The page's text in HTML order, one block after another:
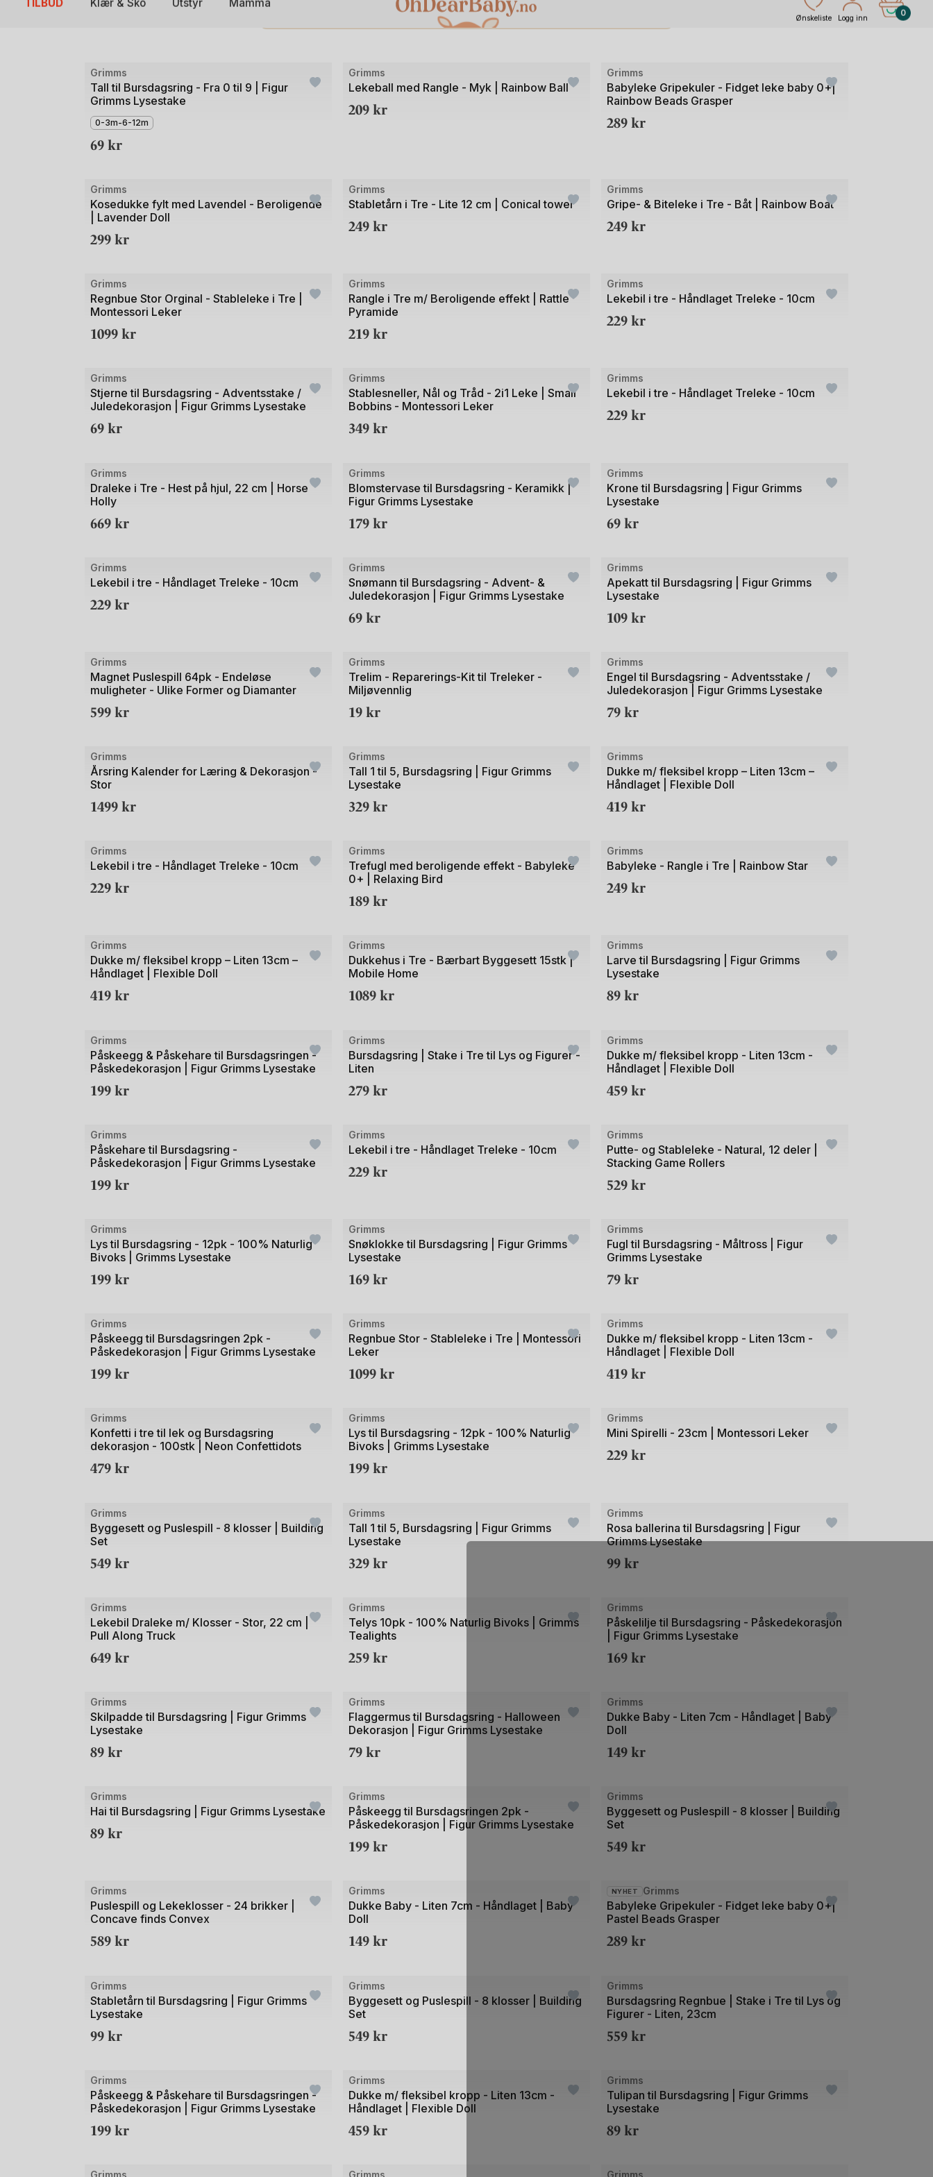
i Latvia, samt et stort utvalg Treleker av Bjørk som lages i Tyskland.
Klikk for å se alle fra starten
Bilde
av
Grimms
Tall til Bursdagsring - Fra 0 til 9 | Figur
Grimms Lysestake
0-3m-6-12m
69kr
Bilde
av
Grimms
Lekeball med Rangle - Myk | Rainbow Ball
209kr
Bilde
av
Grimms
Babyleke Gripekuler - Fidget leke baby 0+|
Rainbow Beads Grasper
289kr
Bilde
Grimms
Kosedukke fylt med Lavendel - Beroligende
| Lavender Doll
299kr
Bilde
av
Grimms
Stabletårn i Tre - Lite 12 cm | Conical tower
249kr
Bilde
av
Grimms
Gripe- & Biteleke i Tre - Båt | Rainbow Boat
249kr
Bilde
av
Grimms
Regnbue Stor Orginal - Stableleke i Tre |
Montessori Leker
1099kr
Bilde
av
Grimms
Rangle i Tre m/ Beroligende effekt | Rattle
Pyramide
219kr
Bilde
av
Grimms
Lekebil i tre - Håndlaget Treleke - 10cm
229kr
Grimms
Stjerne til Bursdagsring - Adventsstake /
Juledekorasjon | Figur Grimms Lysestake
69kr
Bilde
av
Grimms
Stablesneller, Nål og Tråd - 2i1 Leke | Small
Bobbins - Montessori Leker
349kr
Bilde
av
Grimms
Lekebil i tre - Håndlaget Treleke - 10cm
229kr
Bilde
av
4
Grimms
Draleke i Tre - Hest på hjul, 22 cm | Horse
Holly
669kr
Bilde
av
Grimms
Blomstervase til Bursdagsring - Keramikk |
Figur Grimms Lysestake
179kr
Bilde
av
Grimms
Krone til Bursdagsring | Figur Grimms
Lysestake
69kr
Bilde
av
Grimms
Lekebil i tre - Håndlaget Treleke - 10cm
229kr
Grimms
Snømann til Bursdagsring - Advent- &
Juledekorasjon | Figur Grimms Lysestake
69kr
Bilde
av
Grimms
Apekatt til Bursdagsring | Figur Grimms
Lysestake
109kr
Bilde
av
Grimms
Magnet Puslespill 64pk - Endeløse
muligheter - Ulike Former og Diamanter
599kr
Grimms
Trelim - Reparerings-Kit til Treleker -
Miljøvennlig
19kr
Grimms
Engel til Bursdagsring - Adventsstake /
Juledekorasjon | Figur Grimms Lysestake
79kr
Bilde
av
Grimms
Årsring Kalender for Læring & Dekorasjon -
Stor
1499kr
Bilde
av
Grimms
Tall 1 til 5, Bursdagsring | Figur Grimms
Lysestake
329kr
Bilde
av
Grimms
Dukke m/ fleksibel kropp – Liten 13cm –
Håndlaget | Flexible Doll
419kr
Bilde
av
Grimms
Lekebil i tre - Håndlaget Treleke - 10cm
229kr
Bilde
av
Grimms
Trefugl med beroligende effekt - Babyleke
0+ | Relaxing Bird
189kr
Bilde
av
Grimms
Babyleke - Rangle i Tre | Rainbow Star
249kr
Bilde
av
Grimms
Dukke m/ fleksibel kropp – Liten 13cm –
Håndlaget | Flexible Doll
419kr
Bilde
av
Grimms
Dukkehus i Tre - Bærbart Byggesett 15stk |
Mobile Home
1089kr
Grimms
Larve til Bursdagsring | Figur Grimms
Lysestake
89kr
Bilde
av
Grimms
Påskeegg & Påskehare til Bursdagsringen -
Påskedekorasjon | Figur Grimms Lysestake
199kr
Bilde
av
Grimms
Bursdagsring | Stake i Tre til Lys og Figurer -
Liten
279kr
Bilde
av
Grimms
Dukke m/ fleksibel kropp - Liten 13cm -
Håndlaget | Flexible Doll
459kr
Grimms
Påskehare til Bursdagsring -
Påskedekorasjon | Figur Grimms Lysestake
199kr
Bilde
av
Grimms
Lekebil i tre - Håndlaget Treleke - 10cm
229kr
Bilde
av
Grimms
Putte- og Stableleke - Natural, 12 deler |
Stacking Game Rollers
529kr
Bilde
av
Grimms
Lys til Bursdagsring - 12pk - 100% Naturlig
Bivoks | Grimms Lysestake
199kr
Bilde
av
Grimms
Snøklokke til Bursdagsring | Figur Grimms
Lysestake
169kr
Bilde
av
Grimms
Fugl til Bursdagsring - Måltross | Figur
Grimms Lysestake
79kr
Bilde
av
Grimms
Påskeegg til Bursdagsringen 2pk -
Påskedekorasjon | Figur Grimms Lysestake
199kr
Bilde
av
Grimms
Regnbue Stor - Stableleke i Tre | Montessori
Leker
1099kr
Bilde
av
Grimms
Dukke m/ fleksibel kropp - Liten 13cm -
Håndlaget | Flexible Doll
419kr
Bilde
av
Grimms
Konfetti i tre til lek og Bursdagsring
dekorasjon - 100stk | Neon Confettidots
479kr
Bilde
av
4
Grimms
Lys til Bursdagsring - 12pk - 100% Naturlig
Bivoks | Grimms Lysestake
199kr
Bilde
av
Grimms
Mini Spirelli - 23cm | Montessori Leker
229kr
Bilde
av
Grimms
Byggesett og Puslespill - 8 klosser | Building
Set
549kr
Bilde
av
Grimms
Tall 1 til 5, Bursdagsring | Figur Grimms
Lysestake
329kr
Bilde
av
Grimms
Rosa ballerina til Bursdagsring | Figur
Grimms Lysestake
99kr
Bilde
av
4
Grimms
Lekebil Draleke m/ Klosser - Stor, 22 cm |
Pull Along Truck
649kr
Bilde
av
Grimms
Telys 10pk - 100% Naturlig Bivoks | Grimms
Tealights
259kr
Bilde
Grimms
Påskelilje til Bursdagsring - Påskedekorasjon
| Figur Grimms Lysestake
169kr
Bilde
av
Grimms
Skilpadde til Bursdagsring | Figur Grimms
Lysestake
89kr
Grimms
Flaggermus til Bursdagsring - Halloween
Dekorasjon | Figur Grimms Lysestake
79kr
Grimms
Dukke Baby - Liten 7cm - Håndlaget | Baby
Doll
149kr
Bilde
av
Grimms
Hai til Bursdagsring | Figur Grimms Lysestake
89kr
Bilde
av
Grimms
Påskeegg til Bursdagsringen 2pk -
Påskedekorasjon | Figur Grimms Lysestake
199kr
Bilde
av
Grimms
Byggesett og Puslespill - 8 klosser | Building
Set
549kr
Bilde
av
4
Grimms
Puslespill og Lekeklosser - 24 brikker |
Concave finds Convex
589kr
Bilde
av
Grimms
Dukke Baby - Liten 7cm - Håndlaget | Baby
Doll
149kr
Bilde
av
NYHET Grimms
Babyleke Gripekuler - Fidget leke baby 0+|
Pastel Beads Grasper
289kr
Bilde
av
Grimms
Stabletårn til Bursdagsring | Figur Grimms
Lysestake
99kr
Bilde
av
Grimms
Byggesett og Puslespill - 8 klosser | Building
Set
549kr
Bilde
av
Grimms
Bursdagsring Regnbue | Stake i Tre til Lys og
Figurer - Liten, 23cm
559kr
Bilde
av
Grimms
Påskeegg & Påskehare til Bursdagsringen -
Påskedekorasjon | Figur Grimms Lysestake
199kr
Bilde
av
Grimms
Dukke m/ fleksibel kropp - Liten 13cm -
Håndlaget | Flexible Doll
459kr
Bilde
av
Grimms
Tulipan til Bursdagsring | Figur Grimms
Lysestake
89kr
Bilde
Grimms Bilde
Grimms Bilde
Grimms